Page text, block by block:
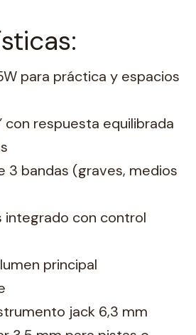
para práctica y espacios
con respuesta equilibrada
3 bandas (graves, medios
integrado con control
principal
jack 6,3 mm